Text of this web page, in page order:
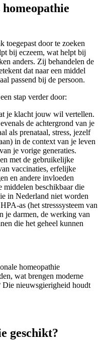
toegepast door te zoeken
bij eczeem, wat helpt bij
anders. Zij behandelen de
dat naar een middel
passend bij de persoon.
stap verder door:
je klacht jouw wil vertellen.
de achtergrond van je
als prenataal, stress, jezelf
in de context van je leven
je vorige generaties.
met de gebruikelijke
vaccinaties, erfelijke
en andere invloeden
middelen beschikbaar die
in Nederland niet worden
as (het stresssysteem van
je darmen, de werking van
die het geheel kunnen
homeopathie
wat brengen moderne
Die nieuwsgierigheid houdt
geschikt?